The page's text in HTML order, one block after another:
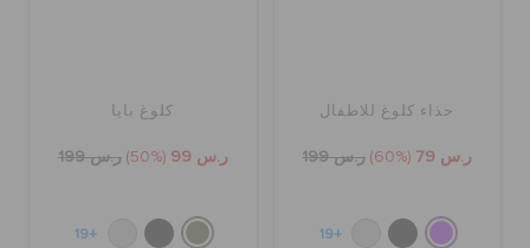
حذاء كلوغ للاطفال
ر.س 79 (60%) ر.س 199
+19
كلوغ بايا
ر.س 99 (50%) ر.س 199
+19